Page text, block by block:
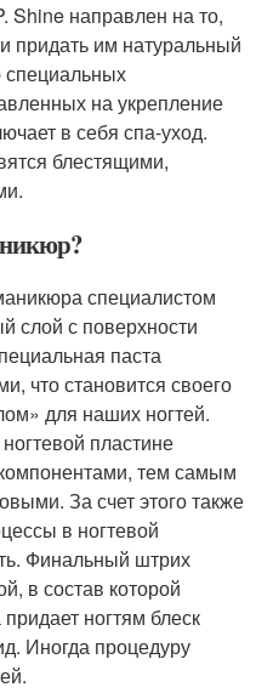
Shine направлен на то,
придать им натуральный
на укрепление
в себя спа-уход.
блестящими,
специалистом
слой с поверхности
паста
что становится своего
для наших ногтей.
пластине
тем самым
За счет этого также
в ногтевой
Финальный штрих
в состав которой
ногтям блеск
Иногда процедуру